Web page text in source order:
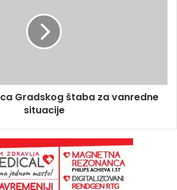
Gradskog štaba za vanredne
situacije